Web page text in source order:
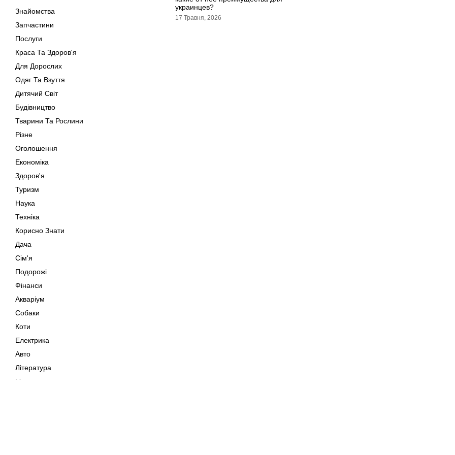
Знайомства
Запчастини
Послуги
Краса Та Здоров'я
Для Дорослих
Одяг Та Взуття
Дитячий Світ
Будівництво
Тварини Та Рослини
Різне
Оголошення
Економіка
Здоров'я
Туризм
Наука
Техніка
Корисно Знати
Дача
Сім'я
Подорожі
Фінанси
Акваріум
Собаки
Коти
Електрика
Авто
Література
Музика
украинцев?
17 Травня, 2026